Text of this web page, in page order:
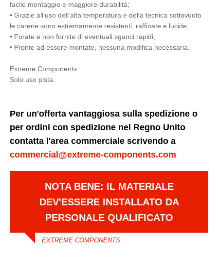
facile montaggio e maggiore durabilità;
• Grazie all’uso dell’alta temperatura e della tecnica sottovuoto
le carene sono estremamente resistenti, raffinate e lucide;
• Forate e non fornite di eventuali sganci rapidi;
• Pronte ad essere montate, nessuna modifica necessaria.
Extreme Components.
Solo uso pista.
Per un'offerta vantaggiosa sulla spedizione o
per ordini con spedizione nel Regno Unito
contatta l'area commerciale scrivendo a
commercial@extreme-components.com
NOTA BENE: IL MATERIALE
DEV'ESSERE INSTALLATO DA
PERSONALE QUALIFICATO
EXTREME COMPONENTS